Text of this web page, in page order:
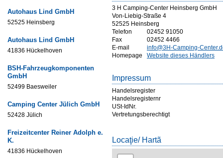
Autohaus Lind GmbH
52525 Heinsberg
Autohaus Lind GmbH
41836 Hückelhoven
BSH-Fahrzeugkomponenten
GmbH
52499 Baesweiler
Camping Center Jülich GmbH
52428 Jülich
Freizeitcenter Reiner Adolph e.
K.
41836 Hückelhoven
3 H Camping-Center Heinsberg GmbH
Von-Liebig-Straße 4
52525 Heinsberg
Telefon
02452 91050
Fax
02452 4466
E-mail
info@3H-Camping-
Homepage
Website dieses Händlers
Impressum
Handelsregister
Handelsregisternr
USt-IdNr.
Vertretungsberechtigt
Locaţie/ Hartã